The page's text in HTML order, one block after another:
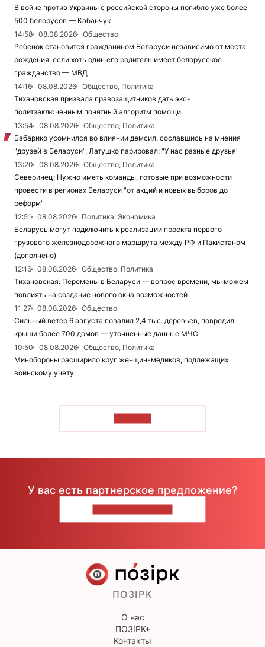
В войне против Украины с российской стороны погибло уже более
500 белорусов — Кабанчук
14:58
08.08.2026
Общество
Ребенок становится гражданином Беларуси независимо от места
рождения, если хоть один его родитель имеет белорусское
гражданство — МВД
14:16
08.08.2026
Общество, Политика
Тихановская призвала правозащитников дать экс-
политзаключенным понятный алгоритм помощи
13:54
08.08.2026
Общество, Политика
Бабарико усомнился во влиянии демсил, сославшись на мнения
"друзей в Беларуси", Латушко парировал: "У нас разные друзья"
13:20
08.08.2026
Общество, Политика
Северинец: Нужно иметь команды, готовые при возможности
провести в регионах Беларуси "от акций и новых выборов до
реформ"
12:51
08.08.2026
Политика, Экономика
Беларусь могут подключить к реализации проекта первого
грузового железнодорожного маршрута между РФ и Пакистаном
(дополнено)
12:16
08.08.2026
Общество, Политика
Тихановская: Перемены в Беларуси — вопрос времени, мы можем
повлиять на создание нового окна возможностей
11:27
08.08.2026
Общество
Сильный ветер 6 августа повалил 2,4 тыс. деревьев, повредил
крыши более 700 домов — уточненные данные МЧС
10:50
08.08.2026
Общество, Политика
Минобороны расширило круг женщин-медиков, подлежащих
воинскому учету
У вас есть партнерское предложение?
ПОЗІРК
О нас
ПОЗІРК+
Контакты